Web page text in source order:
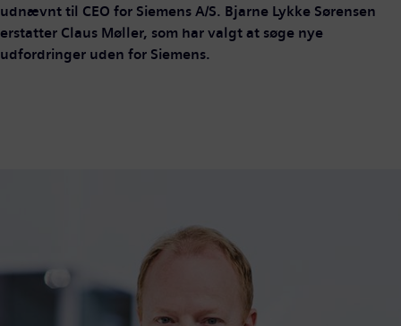
udnævnt til CEO for Siemens A/S. Bjarne Lykke Sørensen
erstatter Claus Møller, som har valgt at søge nye
udfordringer uden for Siemens.